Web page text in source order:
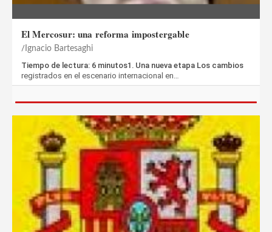
El Mercosur: una reforma impostergable
Ignacio Bartesaghi
Tiempo de lectura: 6 minutos1. Una nueva etapa Los cambios
registrados en el escenario internacional en…